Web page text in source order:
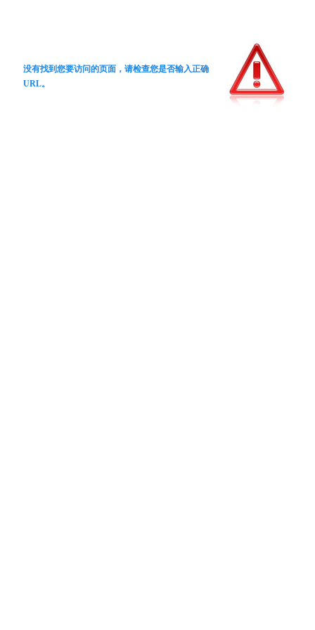
没有找到您要访问的页面，请检查您是否输入正确
URL。